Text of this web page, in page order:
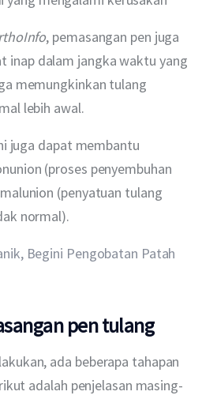
, pemasangan pen juga
inap dalam jangka waktu yang
memungkinkan tulang
lebih awal.
juga dapat membantu
(proses penyembuhan
(penyatuan tulang
normal).
Begini Pengobatan Patah
pen tulang
ada beberapa tahapan
adalah penjelasan masing-